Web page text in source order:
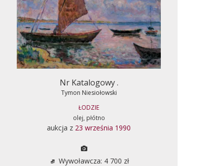
Nr Katalogowy .
Tymon Niesiołowski
ŁODZIE
olej, płótno
aukcja z 23 września 1990
Wywoławcza: 4 700 zł